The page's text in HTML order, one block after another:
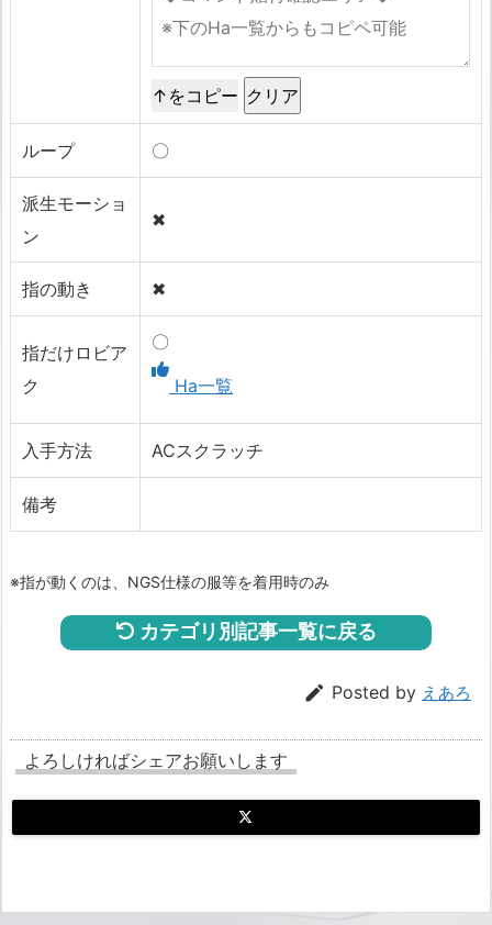
↑をコピー
ループ 〇
派生モーショ
ン
✖
指の動き ✖
指だけロビア
ク
〇
Ha一覧
入手方法 ACスクラッチ
備考
※指が動くのは、NGS仕様の服等を着用時のみ
カテゴリ別記事一覧に戻る
 Posted by えあろ
よろしければシェアお願いします